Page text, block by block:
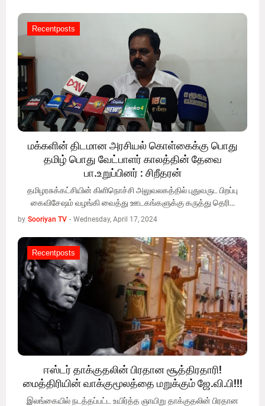
Recentposts
Recentposts
மக்களின் திடமான அரசியல் கொள்கைக்கு பொது
தமிழ் பொது வேட்பாளர் காலத்தின் தேவை
பா.உறுப்பினர் : சிறீதரன்
தமிழரசுக்கட்சியின் கிளிநொச்சி அலுவலகத்தில் புதுவருட பிறப்பு
கைவிசேஷம் வழங்கி வைத்து ஊடகங்களுக்கு கருத்து தெரி…
by Sooriyan TV - Wednesday, April 17, 2024
Recentposts
Recentposts
ஈஸ்டர் தாக்குதலின் பிரதான சூத்திரதாரி!
மைத்திரியின் வாக்குமூலத்தை மறுக்கும் ஜே.வி.பி!!!
இலங்கையில் நடத்தப்பட்ட உயிர்த்த ஞாயிறு தாக்குதலின் பிரதான